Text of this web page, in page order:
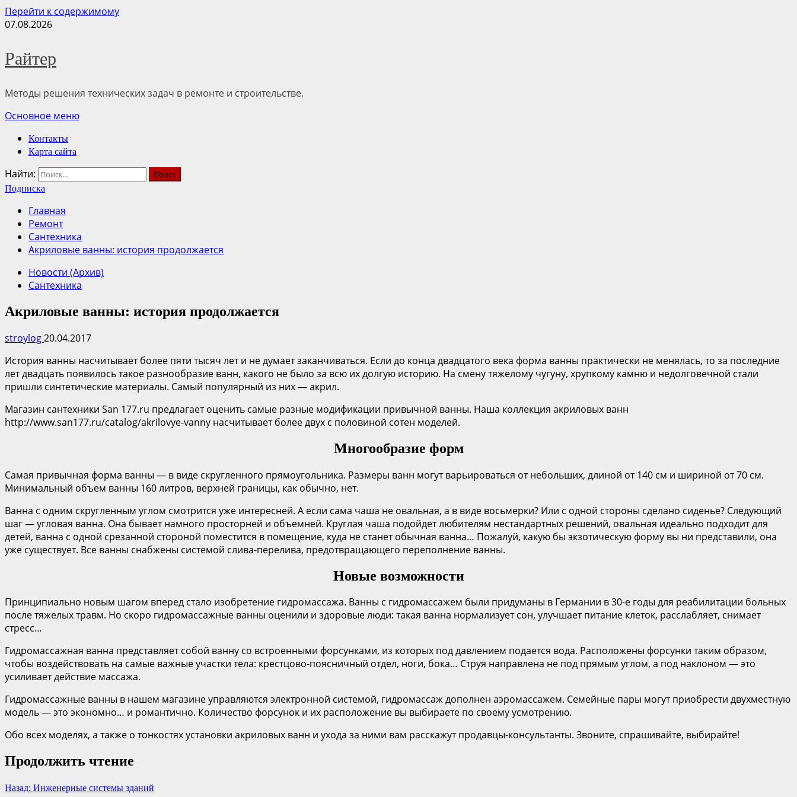
Перейти к содержимому
07.08.2026
Райтер
Методы решения технических задач в ремонте и строительстве.
Основное меню
Контакты
Карта сайта
Найти:
Подписка
Главная
Ремонт
Сантехника
Акриловые ванны: история продолжается
Новости (Архив)
Сантехника
Акриловые ванны: история продолжается
stroylog20.04.2017
История ванны насчитывает более пяти тысяч лет и не думает заканчиваться. Если до конца двадцатого века форма ванны практически не менялась, то за последние
лет двадцать появилось такое разнообразие ванн, какого не было за всю их долгую историю. На смену тяжелому чугуну, хрупкому камню и недолговечной стали
пришли синтетические материалы. Самый популярный из них — акрил.
Магазин сантехники San 177.ru предлагает оценить самые разные модификации привычной ванны. Наша коллекция акриловых ванн
http://www.san177.ru/catalog/akrilovye-vanny насчитывает более двух с половиной сотен моделей.
Многообразие форм
Самая привычная форма ванны — в виде скругленного прямоугольника. Размеры ванн могут варьироваться от небольших, длиной от 140 см и шириной от 70 см.
Минимальный объем ванны 160 литров, верхней границы, как обычно, нет.
Ванна с одним скругленным углом смотрится уже интересней. А если сама чаша не овальная, а в виде восьмерки? Или с одной стороны сделано сиденье? Следующий
шаг — угловая ванна. Она бывает намного просторней и объемней. Круглая чаша подойдет любителям нестандартных решений, овальная идеально подходит для
детей, ванна с одной срезанной стороной поместится в помещение, куда не станет обычная ванна… Пожалуй, какую бы экзотическую форму вы ни представили, она
уже существует. Все ванны снабжены системой слива-перелива, предотвращающего переполнение ванны.
Новые возможности
Принципиально новым шагом вперед стало изобретение гидромассажа. Ванны с гидромассажем были придуманы в Германии в 30-е годы для реабилитации больных
после тяжелых травм. Но скоро гидромассажные ванны оценили и здоровые люди: такая ванна нормализует сон, улучшает питание клеток, расслабляет, снимает
стресс…
Гидромассажная ванна представляет собой ванну со встроенными форсунками, из которых под давлением подается вода. Расположены форсунки таким образом,
чтобы воздействовать на самые важные участки тела: крестцово-поясничный отдел, ноги, бока… Струя направлена не под прямым углом, а под наклоном — это
усиливает действие массажа.
Гидромассажные ванны в нашем магазине управляются электронной системой, гидромассаж дополнен аэромассажем. Семейные пары могут приобрести двухместную
модель — это экономно… и романтично. Количество форсунок и их расположение вы выбираете по своему усмотрению.
Обо всех моделях, а также о тонкостях установки акриловых ванн и ухода за ними вам расскажут продавцы-консультанты. Звоните, спрашивайте, выбирайте!
Продолжить чтение
Назад: Инженерные системы зданий